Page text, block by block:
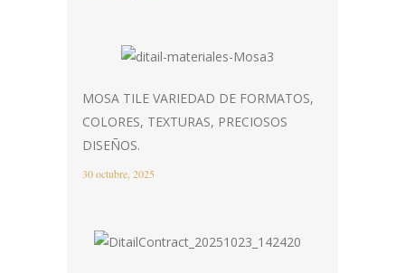
MOSA TILE VARIEDAD DE FORMATOS,
COLORES, TEXTURAS, PRECIOSOS
DISEÑOS.
30 octubre, 2025